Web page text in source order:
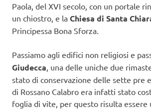
Paola, del XVI secolo, con un portale
un chiostro, e la Chiesa di Santa
Principessa Bona Sforza.
Passiamo agli edifici non religiosi e
Giudecca, una delle uniche due
stato di conservazione delle sette pre
di Rossano Calabro era infatti stato
foglia di vite, per questo risulta essere